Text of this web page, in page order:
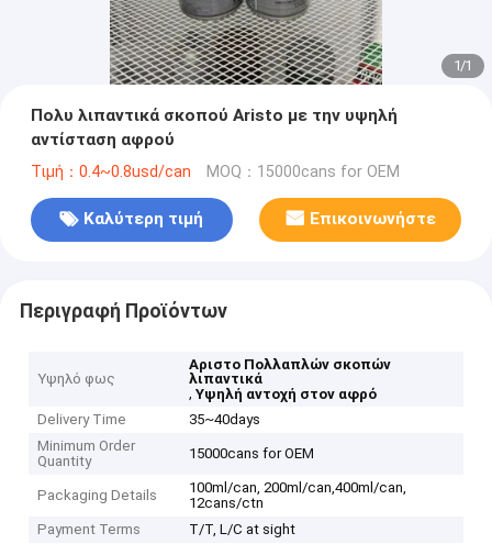
1/1
Πολυ λιπαντικά σκοπού Aristo με την υψηλή
αντίσταση αφρού
Τιμή：0.4~0.8usd/can MOQ：15000cans for OEM
Καλύτερη τιμή Επικοινωνήστε
Περιγραφή Προϊόντων
Υψηλό φως
Αριστο Πολλαπλών σκοπών
λιπαντικά
,Υψηλή αντοχή στον αφρό
Delivery Time
35~40days
Minimum Order
Quantity
15000cans for OEM
Packaging Details
100ml/can, 200ml/can,400ml/can,
12cans/ctn
Payment Terms
T/T, L/C at sight